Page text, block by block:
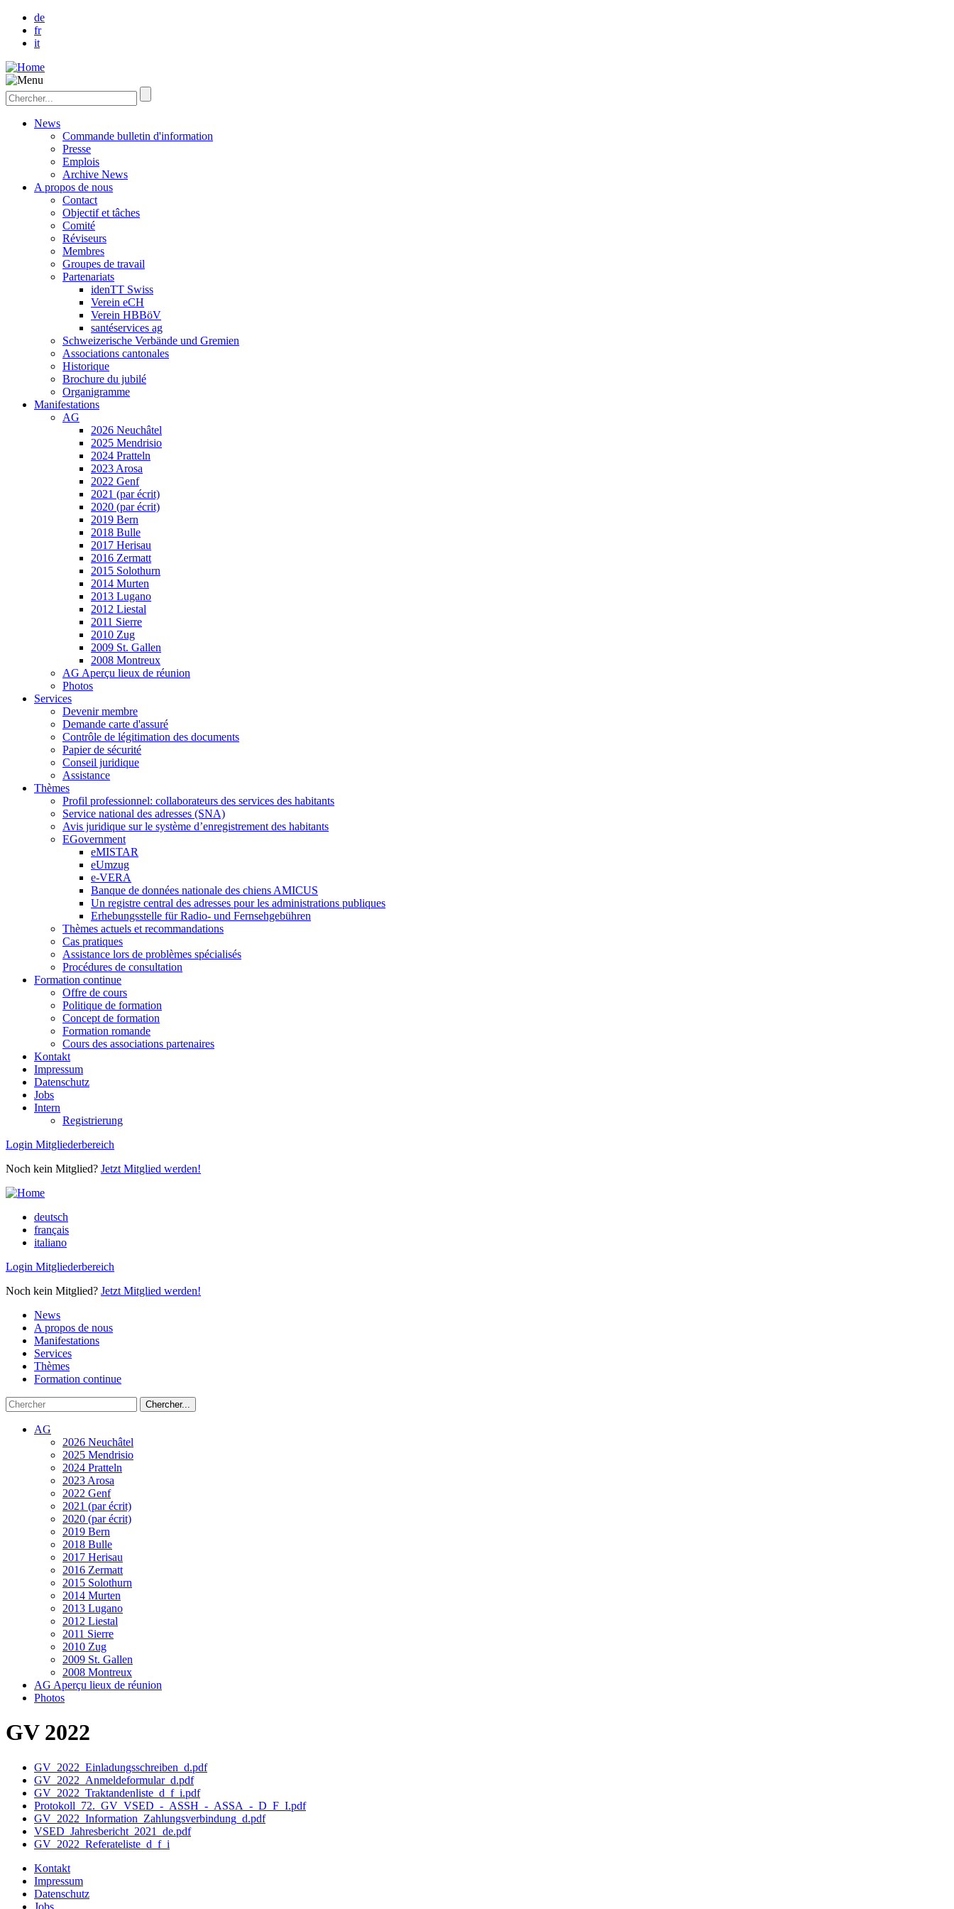
de
fr
it
News
Commande bulletin d'information
Presse
Emplois
Archive News
A propos de nous
Contact
Objectif et tâches
Comité
Réviseurs
Membres
Groupes de travail
Partenariats
idenTT Swiss
Verein eCH
Verein HBBöV
santéservices ag
Schweizerische Verbände und Gremien
Associations cantonales
Historique
Brochure du jubilé
Organigramme
Manifestations
AG
2026 Neuchâtel
2025 Mendrisio
2024 Pratteln
2023 Arosa
2022 Genf
2021 (par écrit)
2020 (par écrit)
2019 Bern
2018 Bulle
2017 Herisau
2016 Zermatt
2015 Solothurn
2014 Murten
2013 Lugano
2012 Liestal
2011 Sierre
2010 Zug
2009 St. Gallen
2008 Montreux
AG Aperçu lieux de réunion
Photos
Services
Devenir membre
Demande carte d'assuré
Contrôle de légitimation des documents
Papier de sécurité
Conseil juridique
Assistance
Thèmes
Profil professionnel: collaborateurs des services des habitants
Service national des adresses (SNA)
Avis juridique sur le système d’enregistrement des habitants
EGovernment
eMISTAR
eUmzug
e-VERA
Banque de données nationale des chiens AMICUS
Un registre central des adresses pour les administrations publiques
Erhebungsstelle für Radio- und Fernsehgebühren
Thèmes actuels et recommandations
Cas pratiques
Assistance lors de problèmes spécialisés
Procédures de consultation
Formation continue
Offre de cours
Politique de formation
Concept de formation
Formation romande
Cours des associations partenaires
Kontakt
Impressum
Datenschutz
Jobs
Intern
Registrierung
Login Mitgliederbereich
Noch kein Mitglied? Jetzt Mitglied werden!
deutsch
français
italiano
Login Mitgliederbereich
Noch kein Mitglied? Jetzt Mitglied werden!
News
A propos de nous
Manifestations
Services
Thèmes
Formation continue
AG
2026 Neuchâtel
2025 Mendrisio
2024 Pratteln
2023 Arosa
2022 Genf
2021 (par écrit)
2020 (par écrit)
2019 Bern
2018 Bulle
2017 Herisau
2016 Zermatt
2015 Solothurn
2014 Murten
2013 Lugano
2012 Liestal
2011 Sierre
2010 Zug
2009 St. Gallen
2008 Montreux
AG Aperçu lieux de réunion
Photos
GV 2022
GV_2022_Einladungsschreiben_d.pdf
GV_2022_Anmeldeformular_d.pdf
GV_2022_Traktandenliste_d_f_i.pdf
Protokoll_72._GV_VSED_-_ASSH_-_ASSA_-_D_F_I.pdf
GV_2022_Information_Zahlungsverbindung_d.pdf
VSED_Jahresbericht_2021_de.pdf
GV_2022_Referateliste_d_f_i
Kontakt
Impressum
Datenschutz
Jobs